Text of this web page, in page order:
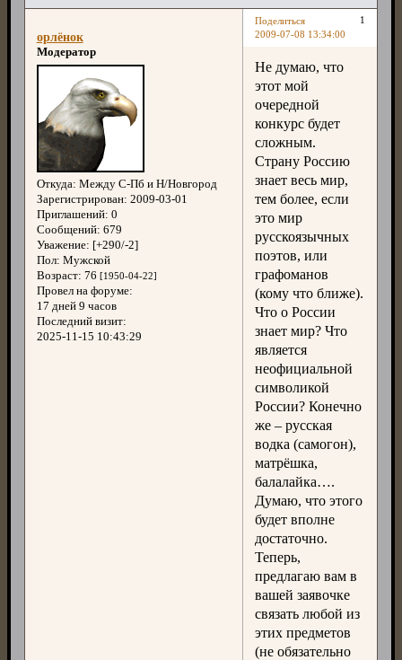
Поделиться
1
2009-07-08 13:34:00
орлёнок
Модератор
Откуда: Между С-Пб и Н/Новгород
Зарегистрирован: 2009-03-01
Приглашений: 0
Сообщений: 679
Уважение: [+290/-2]
Пол: Мужской
Возраст: 76 [1950-04-22]
Провел на форуме:
17 дней 9 часов
Последний визит:
2025-11-15 10:43:29
Не думаю, что
этот мой
очередной
конкурс будет
сложным.
Страну Россию
знает весь мир,
тем более, если
это мир
русскоязычных
поэтов, или
графоманов
(кому что ближе).
Что о России
знает мир? Что
является
неофициальной
символикой
России? Конечно
же – русская
водка (самогон),
матрёшка,
балалайка….
Думаю, что этого
будет вполне
достаточно.
Теперь,
предлагаю вам в
вашей заявочке
связать любой из
этих предметов
(не обязательно